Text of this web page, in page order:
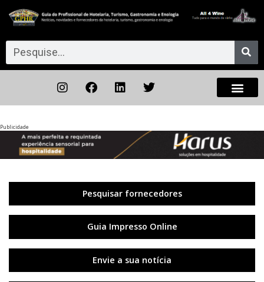
Publicidade
Pesquisar fornecedores
Guia Impresso Online
Envie a sua notícia